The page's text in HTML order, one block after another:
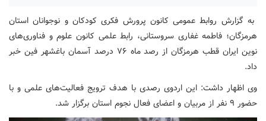
به گزارش روابط عمومی کانون پرورش فکری کودکان و نوجوانان استان
هرمزگان؛ فاطمه غفاری سروستانی، رابط علمی کانون علوم و فناوری‌های
نوین ایران قطب هرمزگان از رصد ماه ۷۶ درصد آسمان باغشهر فین خبر
داد.
وی اظهار داشت: این اردوی رصدی با هدف ترویج فعالیت‌های علمی و با
حضور ۹ نفر از مربیان و اعضای فعال نجوم استان برگزار شد.